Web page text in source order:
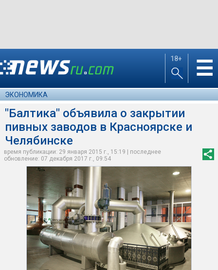
18+ ☰
ЭКОНОМИКА
"Балтика" объявила о закрытии
пивных заводов в Красноярске и
Челябинске
время публикации: 29 января 2015 г., 15:19 | последнее
обновление: 07 декабря 2017 г., 09:54